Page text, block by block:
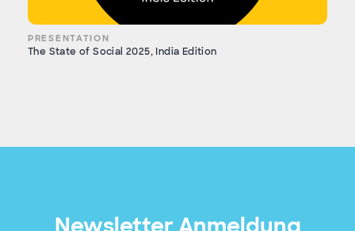
PRESENTATION
The State of Social 2025, India Edition